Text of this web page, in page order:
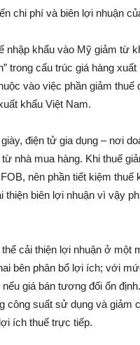
chi phí và biên lợi nhuận
nhập khẩu vào Mỹ giảm từ
trong cấu trúc giá hàng
vào việc phần giảm
khẩu Việt Nam.
điện tử gia dụng – nơi
nhà mua hàng. Khi thuế
nên phần tiết kiệm thuế
thiện biên lợi nhuận vì vậy
cải thiện lợi nhuận ở một
bên phân bổ lợi ích; với
giá bán tương đối ổn
công suất sử dụng và giảm
ích thuế trực tiếp.